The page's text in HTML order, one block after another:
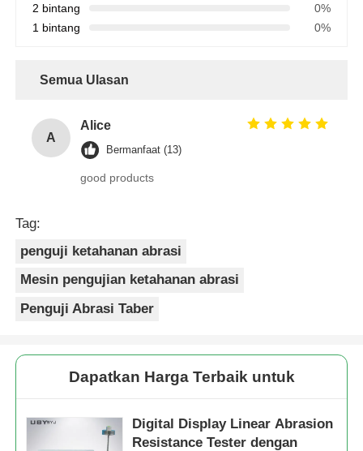
2 bintang
0%
1 bintang
0%
Semua Ulasan
A
Alice
Bermanfaat (13)
good products
Tag:
penguji ketahanan abrasi
Mesin pengujian ketahanan abrasi
Penguji Abrasi Taber
Dapatkan Harga Terbaik untuk
Digital Display Linear Abrasion
Resistance Tester dengan